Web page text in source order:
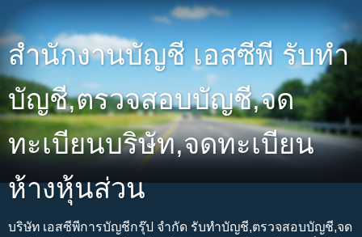
สำนักงานบัญชี เอสซีพี รับทำ
บัญชี,ตรวจสอบบัญชี,จด
ทะเบียนบริษัท,จดทะเบียน
ห้างหุ้นส่วน
บริษัท เอสซีพีการบัญชีกรุ๊ป จำกัด รับทำบัญชี,ตรวจสอบบัญชี,จด